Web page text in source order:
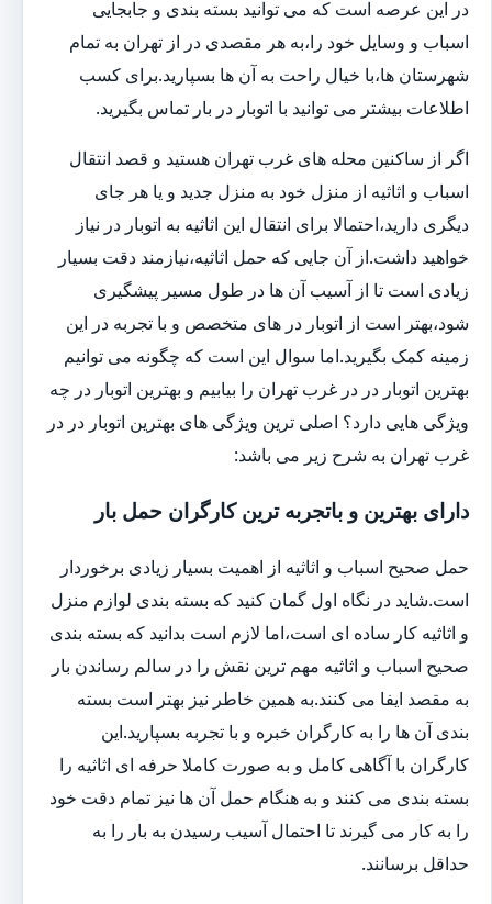
در این عرصه است که می توانید بسته بندی و جابجایی
اسباب و وسایل خود را،به هر مقصدی در از تهران به تمام
شهرستان ها،با خیال راحت به آن ها بسپارید.برای کسب
اطلاعات بیشتر می توانید با اتوبار در بار تماس بگیرید.
اگر از ساکنین محله های غرب تهران هستید و قصد انتقال
اسباب و اثاثیه از منزل خود به منزل جدید و یا هر جای
دیگری دارید،احتمالا برای انتقال این اثاثیه به اتوبار در نیاز
خواهید داشت.از آن جایی که حمل اثاثیه،نیازمند دقت بسیار
زیادی است تا از آسیب آن ها در طول مسیر پیشگیری
شود،بهتر است از اتوبار در های متخصص و با تجربه در این
زمینه کمک بگیرید.اما سوال این است که چگونه می توانیم
بهترین اتوبار در در غرب تهران را بیابیم و بهترین اتوبار در چه
ویژگی هایی دارد؟ اصلی ترین ویژگی های بهترین اتوبار در در
غرب تهران به شرح زیر می باشد:
دارای بهترین و باتجربه ترین کارگران حمل بار
حمل صحیح اسباب و اثاثیه از اهمیت بسیار زیادی برخوردار
است.شاید در نگاه اول گمان کنید که بسته بندی لوازم منزل
و اثاثیه کار ساده ای است،اما لازم است بدانید که بسته بندی
صحیح اسباب و اثاثیه مهم ترین نقش را در سالم رساندن بار
به مقصد ایفا می کنند.به همین خاطر نیز بهتر است بسته
بندی آن ها را به کارگران خبره و با تجربه بسپارید.این
کارگران با آگاهی کامل و به صورت کاملا حرفه ای اثاثیه را
بسته بندی می کنند و به هنگام حمل آن ها نیز تمام دقت خود
را به کار می گیرند تا احتمال آسیب رسیدن به بار را به
حداقل برسانند.